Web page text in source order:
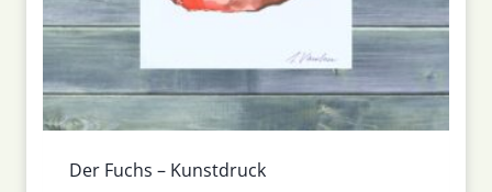
Der Fuchs – Kunstdruck